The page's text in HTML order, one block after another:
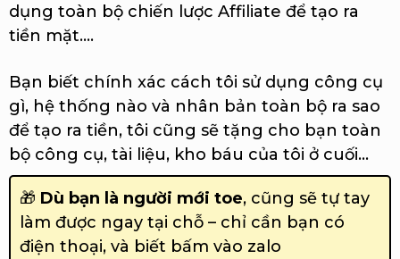
dụng toàn bộ chiến lược Affiliate để tạo ra
tiền mặt....
Bạn biết chính xác cách tôi sử dụng công cụ
gì, hệ thống nào và nhân bản toàn bộ ra sao
để tạo ra tiền, tôi cũng sẽ tặng cho bạn toàn
bộ công cụ, tài liệu, kho báu của tôi ở cuối...
🎁 Dù bạn là người mới toe, cũng sẽ tự tay
làm được ngay tại chỗ – chỉ cần bạn có
điện thoại, và biết bấm vào zalo